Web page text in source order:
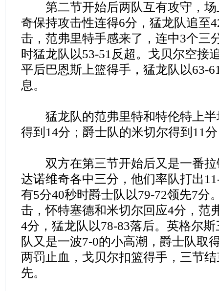
第二节开始后两队互有攻守，场
奇保持攻击性连得6分，猛龙队追至
击，范弗里特手感来了，连中3个三
时猛龙队以53-51反超。戈贝尔空接
平后巴恩斯上篮得手，猛龙队以63-
息。
猛龙队的范弗里特和特伦特上半
得到14分；爵士队的米切尔得到11
双方在第三节开始后又是一番拉
达诺维奇各中三分，他们率队打出
有5分40秒时爵士队以79-72领先7分
击，怀特塞德和米切尔回应4分，范
4分，猛龙队以78-83落后。英格尔
队又是一波7-0的小高潮，爵士队取
两罚止血，戈贝尔扣篮得手，三节
先。